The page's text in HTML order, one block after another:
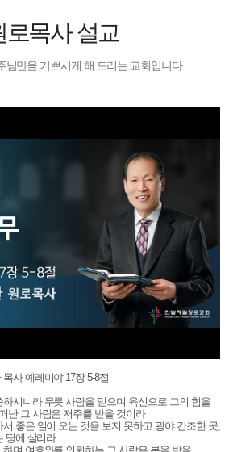
로목사 설교
님만을 기쁘시게 해 드리는 교회입니다.
목사예레미야 17장 5-8절
시니라 무릇 사람을 믿으며 육신으로 그의 힘을
난 그 사람은 저주를 받을 것이라
좋은 일이 오는 것을 보지 못하고 광야 간조한 곳,
땅에 살리라